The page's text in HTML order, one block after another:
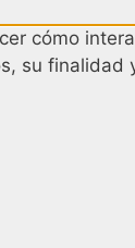
cómo
su